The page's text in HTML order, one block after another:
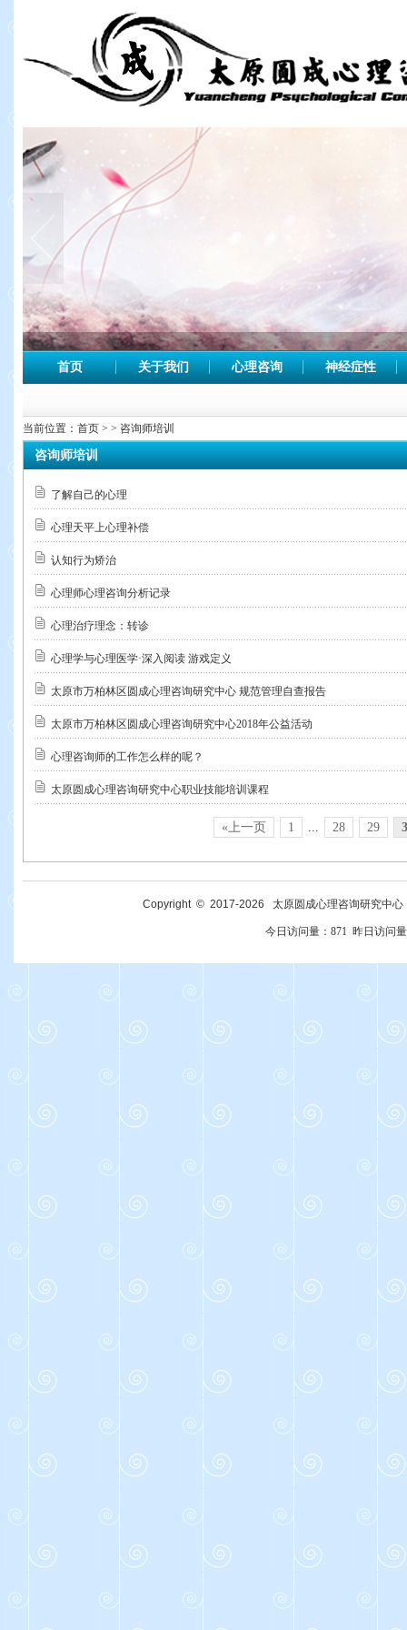
首页 关于我们 心理咨询 神经症性
当前位置： 首页 > > 咨询师培训
咨询师培训
了解自己的心理
心理天平上心理补偿
认知行为矫治
心理师心理咨询分析记录
心理治疗理念：转诊
心理学与心理医学·深入阅读 游戏定义
太原市万柏林区圆成心理咨询研究中心 规范管理自查报告
太原市万柏林区圆成心理咨询研究中心2018年公益活动
心理咨询师的工作怎么样的呢？
太原圆成心理咨询研究中心职业技能培训课程
«上一页 1 ... 28 29
Copyright © 2017-2026 太原圆成心理咨询研究中
今日访问量： 871 昨日访问